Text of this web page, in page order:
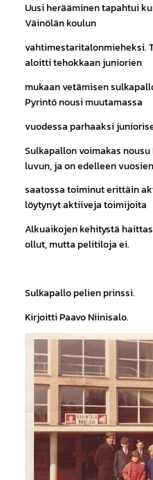
Uusi herääminen tapahtui
Väinölän koulun
vahtimestaritalonmieheksi.
aloitti tehokkaan juniorien
mukaan vetämisen
Pyrintö nousi muutamassa
vuodessa parhaaksi
Sulkapallon voimakas
luvun, ja on edelleen vuosien
saatossa toiminut erittäin
löytynyt aktiiveja toimijoita
Alkuaikojen kehitystä
ollut, mutta pelitiloja ei.
Sulkapallo pelien prinssi.
Kirjoitti Paavo Niinisalo.